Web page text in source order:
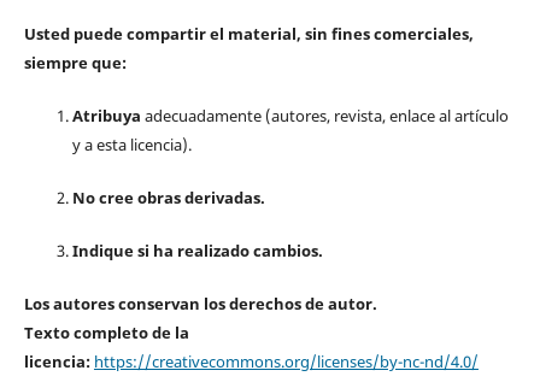
Usted puede compartir el material, sin fines comerciales,
siempre que:
Atribuya adecuadamente (autores, revista, enlace al artículo
y a esta licencia).
No cree obras derivadas.
Indique si ha realizado cambios.
Los autores conservan los derechos de autor.
Texto completo de la
licencia: https://creativecommons.org/licenses/by-nc-nd/4.0/